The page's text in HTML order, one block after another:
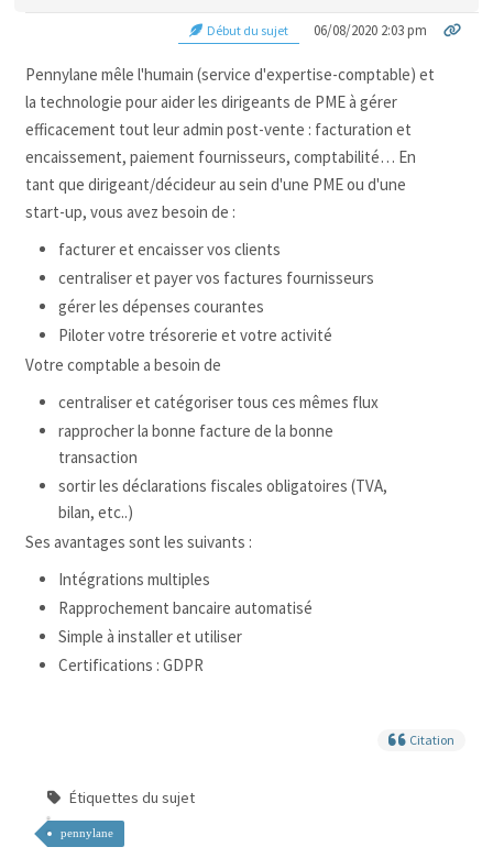
Début du sujet 06/08/2020 2:03 pm
Pennylane mêle l'humain (service d'expertise-comptable) et
la technologie pour aider les dirigeants de PME à gérer
efficacement tout leur admin post-vente : facturation et
encaissement, paiement fournisseurs, comptabilité… En
tant que dirigeant/décideur au sein d'une PME ou d'une
start-up, vous avez besoin de :
facturer et encaisser vos clients
centraliser et payer vos factures fournisseurs
gérer les dépenses courantes
Piloter votre trésorerie et votre activité
Votre comptable a besoin de
centraliser et catégoriser tous ces mêmes flux
rapprocher la bonne facture de la bonne
transaction
sortir les déclarations fiscales obligatoires (TVA,
bilan, etc..)
Ses avantages sont les suivants :
Intégrations multiples
Rapprochement bancaire automatisé
Simple à installer et utiliser
Certifications : GDPR
Citation
Étiquettes du sujet
pennylane